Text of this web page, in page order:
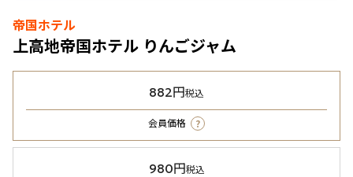
帝国ホテル
上高地帝国ホテル りんごジャム
882円税込
会員価格 ?
980円税込